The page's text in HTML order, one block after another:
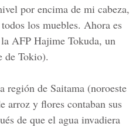
por encima de mi cabeza,
los muebles. Ahora es
AFP Hajime Tokuda, un
de Tokio).
región de Saitama (noroeste
arroz y flores contaban sus
de que el agua invadiera